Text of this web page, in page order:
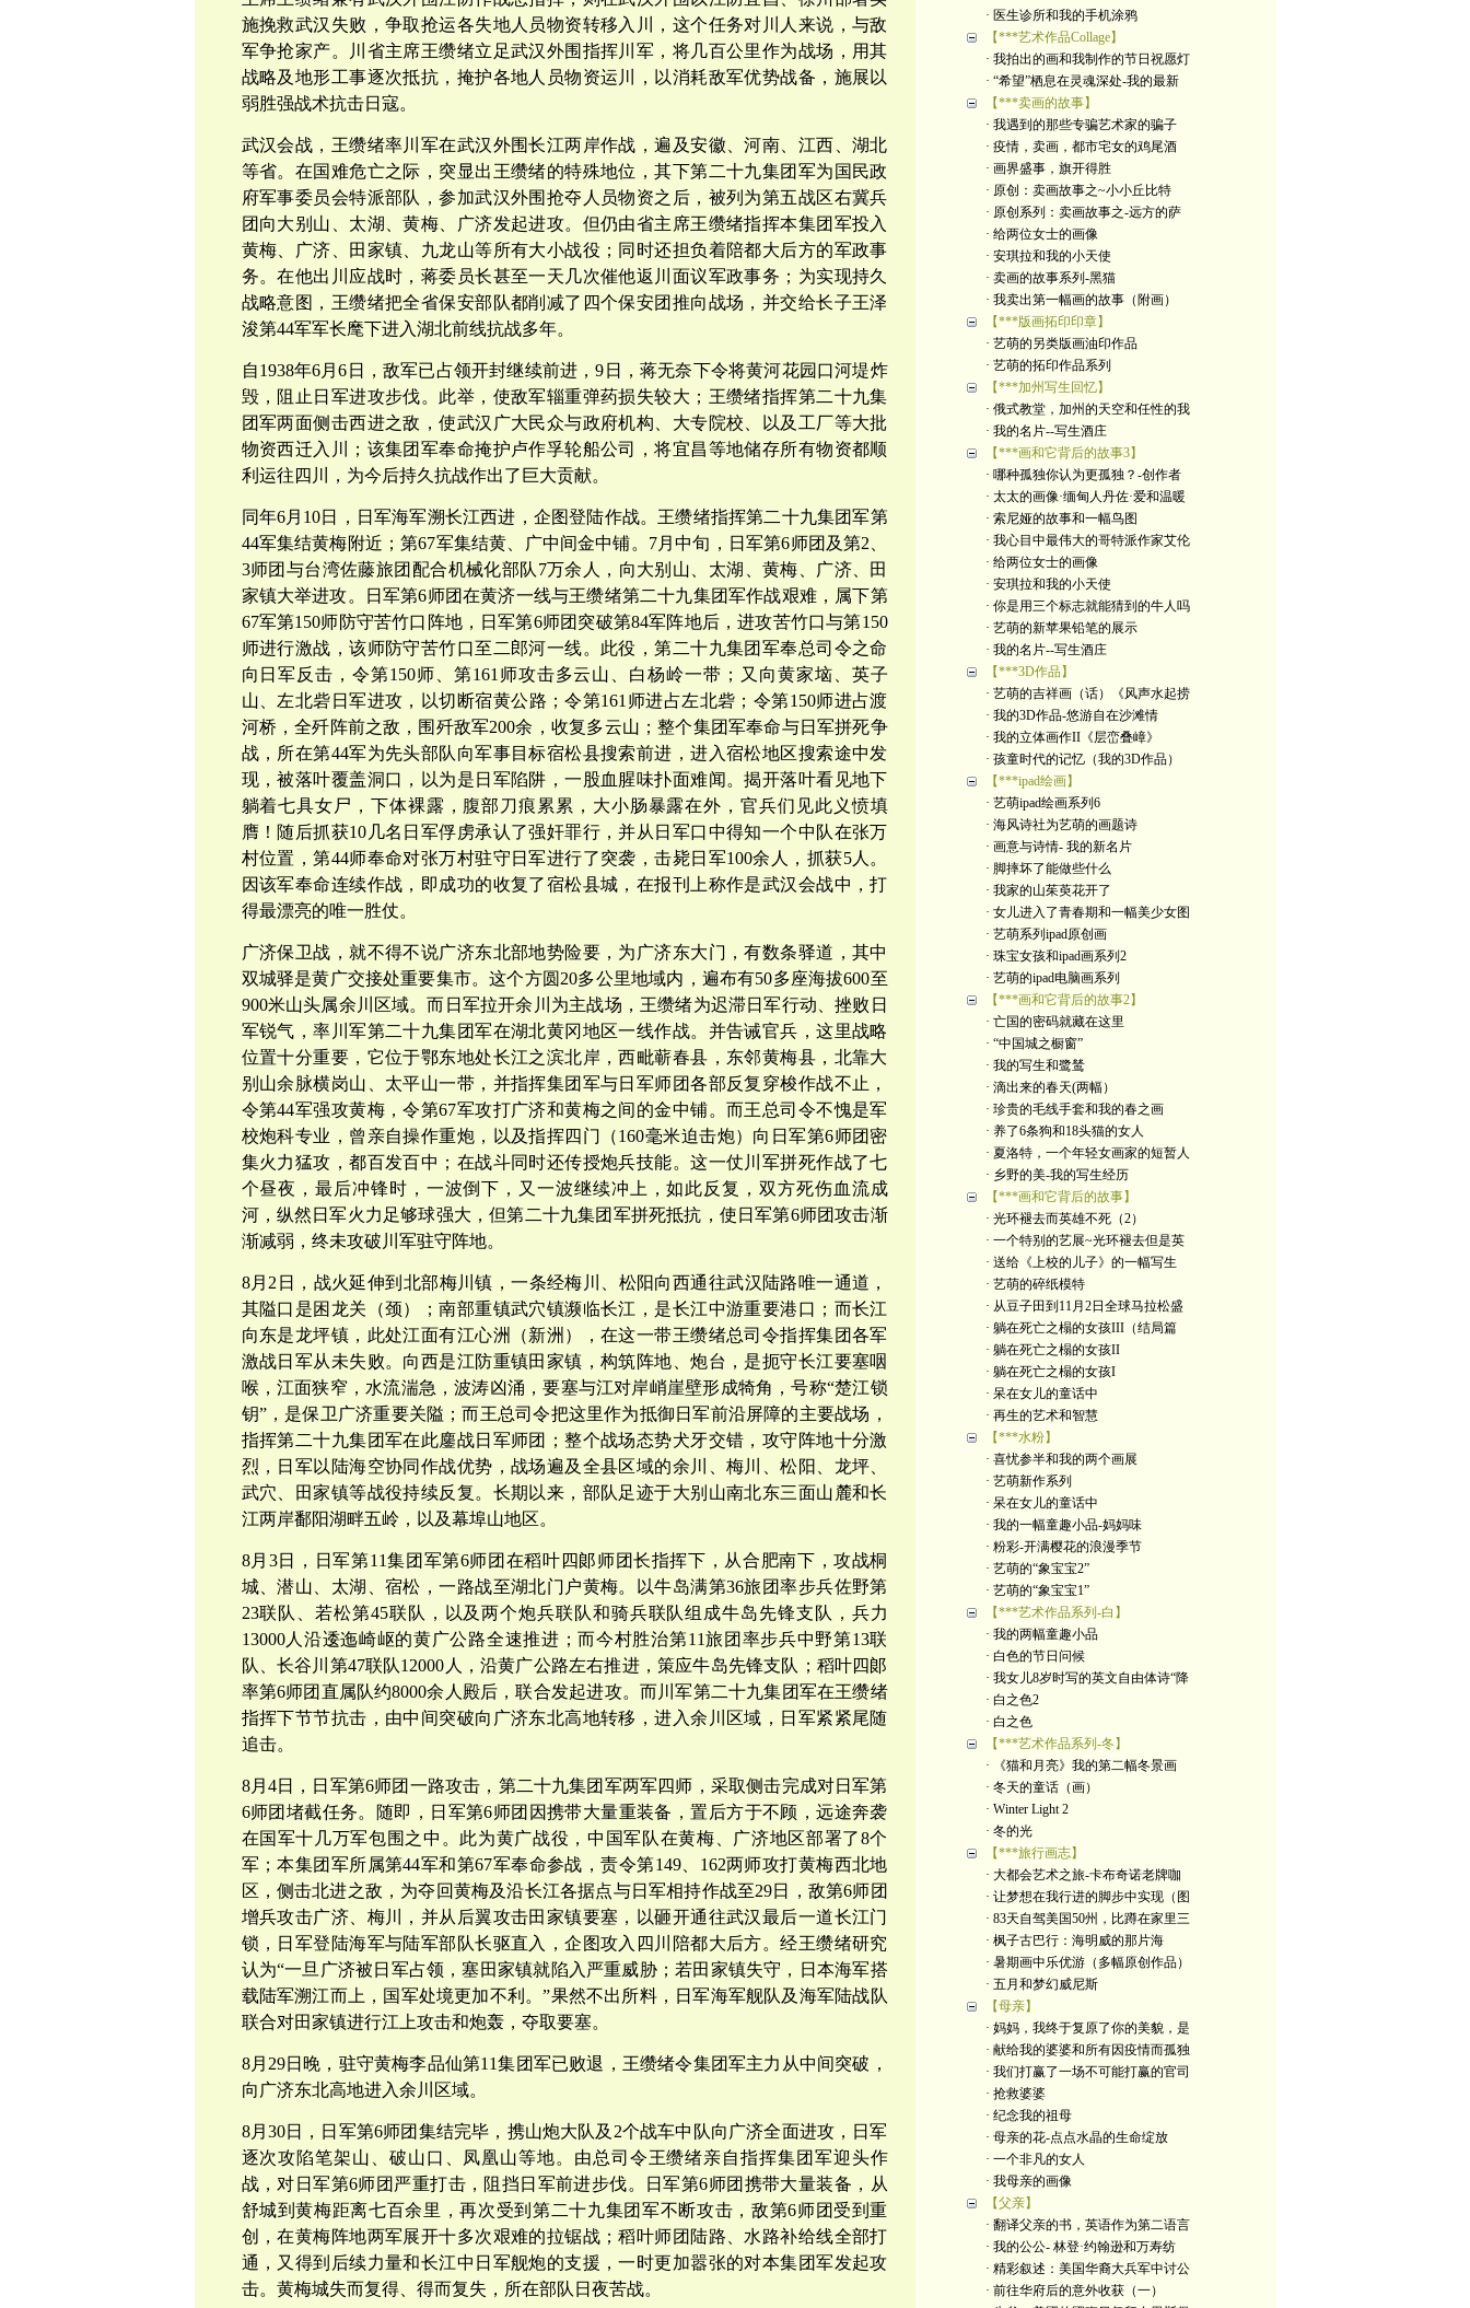
施挽救武汉失败，争取抢运各失地人员物资转移入川，这个任务对川人来说，与敌
军争抢家产。川省主席王缵绪立足武汉外围指挥川军，将几百公里作为战场，用其
战略及地形工事逐次抵抗，掩护各地人员物资运川，以消耗敌军优势战备，施展以
弱胜强战术抗击日寇。
武汉会战，王缵绪率川军在武汉外围长江两岸作战，遍及安徽、河南、江西、湖北
等省。在国难危亡之际，突显出王缵绪的特殊地位，其下第二十九集团军为国民政
府军事委员会特派部队，参加武汉外围抢夺人员物资之后，被列为第五战区右冀兵
团向大别山、太湖、黄梅、广济发起进攻。但仍由省主席王缵绪指挥本集团军投入
黄梅、广济、田家镇、九龙山等所有大小战役；同时还担负着陪都大后方的军政事
务。在他出川应战时，蒋委员长甚至一天几次催他返川面议军政事务；为实现持久
战略意图，王缵绪把全省保安部队都削减了四个保安团推向战场，并交给长子王泽
浚第44军军长麾下进入湖北前线抗战多年。
自1938年6月6日，敌军已占领开封继续前进，9日，蒋无奈下令将黄河花园口河堤炸
毁，阻止日军进攻步伐。此举，使敌军辎重弹药损失较大；王缵绪指挥第二十九集
团军两面侧击西进之敌，使武汉广大民众与政府机构、大专院校、以及工厂等大批
物资西迁入川；该集团军奉命掩护卢作孚轮船公司，将宜昌等地储存所有物资都顺
利运往四川，为今后持久抗战作出了巨大贡献。
同年6月10日，日军海军溯长江西进，企图登陆作战。王缵绪指挥第二十九集团军第
44军集结黄梅附近；第67军集结黄、广中间金中铺。7月中旬，日军第6师团及第2、
3师团与台湾佐藤旅团配合机械化部队7万余人，向大别山、太湖、黄梅、广济、田
家镇大举进攻。日军第6师团在黄济一线与王缵绪第二十九集团军作战艰难，属下第
67军第150师防守苦竹口阵地，日军第6师团突破第84军阵地后，进攻苦竹口与第150
师进行激战，该师防守苦竹口至二郎河一线。此役，第二十九集团军奉总司令之命
向日军反击，令第150师、第161师攻击多云山、白杨岭一带；又向黄家垴、英子
山、左北砦日军进攻，以切断宿黄公路；令第161师进占左北砦；令第150师进占渡
河桥，全歼阵前之敌，围歼敌军200余，收复多云山；整个集团军奉命与日军拼死争
战，所在第44军为先头部队向军事目标宿松县搜索前进，进入宿松地区搜索途中发
现，被落叶覆盖洞口，以为是日军陷阱，一股血腥味扑面难闻。揭开落叶看见地下
躺着七具女尸，下体裸露，腹部刀痕累累，大小肠暴露在外，官兵们见此义愤填
膺！随后抓获10几名日军俘虏承认了强奸罪行，并从日军口中得知一个中队在张万
村位置，第44师奉命对张万村驻守日军进行了突袭，击毙日军100余人，抓获5人。
因该军奉命连续作战，即成功的收复了宿松县城，在报刊上称作是武汉会战中，打
得最漂亮的唯一胜仗。
广济保卫战，就不得不说广济东北部地势险要，为广济东大门，有数条驿道，其中
双城驿是黄广交接处重要集市。这个方圆20多公里地域内，遍布有50多座海拔600至
900米山头属余川区域。而日军拉开余川为主战场，王缵绪为迟滞日军行动、挫败日
军锐气，率川军第二十九集团军在湖北黄冈地区一线作战。并告诫官兵，这里战略
位置十分重要，它位于鄂东地处长江之滨北岸，西毗蕲春县，东邻黄梅县，北靠大
别山余脉横岗山、太平山一带，并指挥集团军与日军师团各部反复穿梭作战不止，
令第44军强攻黄梅，令第67军攻打广济和黄梅之间的金中铺。而王总司令不愧是军
校炮科专业，曾亲自操作重炮，以及指挥四门（160毫米迫击炮）向日军第6师团密
集火力猛攻，都百发百中；在战斗同时还传授炮兵技能。这一仗川军拼死作战了七
个昼夜，最后冲锋时，一波倒下，又一波继续冲上，如此反复，双方死伤血流成
河，纵然日军火力足够球强大，但第二十九集团军拼死抵抗，使日军第6师团攻击渐
渐减弱，终未攻破川军驻守阵地。
8月2日，战火延伸到北部梅川镇，一条经梅川、松阳向西通往武汉陆路唯一通道，
其隘口是困龙关（颈）；南部重镇武穴镇濒临长江，是长江中游重要港口；而长江
向东是龙坪镇，此处江面有江心洲（新洲），在这一带王缵绪总司令指挥集团各军
激战日军从未失败。向西是江防重镇田家镇，构筑阵地、炮台，是扼守长江要塞咽
喉，江面狭窄，水流湍急，波涛凶涌，要塞与江对岸峭崖壁形成犄角，号称“楚江锁
钥”，是保卫广济重要关隘；而王总司令把这里作为抵御日军前沿屏障的主要战场，
指挥第二十九集团军在此鏖战日军师团；整个战场态势犬牙交错，攻守阵地十分激
烈，日军以陆海空协同作战优势，战场遍及全县区域的余川、梅川、松阳、龙坪、
武穴、田家镇等战役持续反复。长期以来，部队足迹于大别山南北东三面山麓和长
江两岸鄱阳湖畔五岭，以及幕埠山地区。
8月3日，日军第11集团军第6师团在稻叶四郞师团长指挥下，从合肥南下，攻战桐
城、潜山、太湖、宿松，一路战至湖北门户黄梅。以牛岛满第36旅团率步兵佐野第
23联队、若松第45联队，以及两个炮兵联队和骑兵联队组成牛岛先锋支队，兵力
13000人沿逶迤崎岖的黄广公路全速推进；而今村胜治第11旅团率步兵中野第13联
队、长谷川第47联队12000人，沿黄广公路左右推进，策应牛岛先锋支队；稻叶四郞
率第6师团直属队约8000余人殿后，联合发起进攻。而川军第二十九集团军在王缵绪
指挥下节节抗击，由中间突破向广济东北高地转移，进入余川区域，日军紧紧尾随
追击。
8月4日，日军第6师团一路攻击，第二十九集团军两军四师，采取侧击完成对日军第
6师团堵截任务。随即，日军第6师团因携带大量重装备，置后方于不顾，远途奔袭
在国军十几万军包围之中。此为黄广战役，中国军队在黄梅、广济地区部署了8个
军；本集团军所属第44军和第67军奉命参战，责令第149、162两师攻打黄梅西北地
区，侧击北进之敌，为夺回黄梅及沿长江各据点与日军相持作战至29日，敌第6师团
增兵攻击广济、梅川，并从后翼攻击田家镇要塞，以砸开通往武汉最后一道长江门
锁，日军登陆海军与陆军部队长驱直入，企图攻入四川陪都大后方。经王缵绪研究
认为“一旦广济被日军占领，塞田家镇就陷入严重威胁；若田家镇失守，日本海军搭
载陆军溯江而上，国军处境更加不利。”果然不出所料，日军海军舰队及海军陆战队
联合对田家镇进行江上攻击和炮轰，夺取要塞。
8月29日晚，驻守黄梅李品仙第11集团军已败退，王缵绪令集团军主力从中间突破，
向广济东北高地进入余川区域。
8月30日，日军第6师团集结完毕，携山炮大队及2个战车中队向广济全面进攻，日军
逐次攻陷笔架山、破山口、凤凰山等地。由总司令王缵绪亲自指挥集团军迎头作
战，对日军第6师团严重打击，阻挡日军前进步伐。日军第6师团携带大量装备，从
舒城到黄梅距离七百余里，再次受到第二十九集团军不断攻击，敌第6师团受到重
创，在黄梅阵地两军展开十多次艰难的拉锯战；稻叶师团陆路、水路补给线全部打
通，又得到后续力量和长江中日军舰炮的支援，一时更加嚣张的对本集团军发起攻
击。黄梅城失而复得、得而复失，所在部队日夜苦战。
· 医生诊所和我的手机涂鸦
【***艺术作品Collage】
· 我拍出的画和我制作的节日祝愿灯
· “希望”栖息在灵魂深处-我的最新
【***卖画的故事】
· 我遇到的那些专骗艺术家的骗子
· 疫情，卖画，都市宅女的鸡尾酒
· 画界盛事，旗开得胜
· 原创：卖画故事之~小小丘比特
· 原创系列：卖画故事之-远方的萨
· 给两位女士的画像
· 安琪拉和我的小天使
· 卖画的故事系列-黑猫
· 我卖出第一幅画的故事（附画）
【***版画拓印印章】
· 艺萌的另类版画油印作品
· 艺萌的拓印作品系列
【***加州写生回忆】
· 俄式教堂，加州的天空和任性的我
· 我的名片--写生酒庄
【***画和它背后的故事3】
· 哪种孤独你认为更孤独？-创作者
· 太太的画像·缅甸人丹佐·爱和温暖
· 索尼娅的故事和一幅鸟图
· 我心目中最伟大的哥特派作家艾伦
· 给两位女士的画像
· 安琪拉和我的小天使
· 你是用三个标志就能猜到的牛人吗
· 艺萌的新苹果铅笔的展示
· 我的名片--写生酒庄
【***3D作品】
· 艺萌的吉祥画（话）《风声水起捞
· 我的3D作品-悠游自在沙滩情
· 我的立体画作II《层峦叠嶂》
· 孩童时代的记忆（我的3D作品）
【***ipad绘画】
· 艺萌ipad绘画系列6
· 海风诗社为艺萌的画题诗
· 画意与诗情- 我的新名片
· 脚摔坏了能做些什么
· 我家的山茱萸花开了
· 女儿进入了青春期和一幅美少女图
· 艺萌系列ipad原创画
· 珠宝女孩和ipad画系列2
· 艺萌的ipad电脑画系列
【***画和它背后的故事2】
· 亡国的密码就藏在这里
· “中国城之橱窗”
· 我的写生和鹭鸶
· 滴出来的春天(两幅）
· 珍贵的毛线手套和我的春之画
· 养了6条狗和18头猫的女人
· 夏洛特，一个年轻女画家的短暂人
· 乡野的美-我的写生经历
【***画和它背后的故事】
· 光环褪去而英雄不死（2）
· 一个特别的艺展~光环褪去但是英
· 送给《上校的儿子》的一幅写生
· 艺萌的碎纸模特
· 从豆子田到11月2日全球马拉松盛
· 躺在死亡之榻的女孩III（结局篇
· 躺在死亡之榻的女孩II
· 躺在死亡之榻的女孩I
· 呆在女儿的童话中
· 再生的艺术和智慧
【***水粉】
· 喜忧参半和我的两个画展
· 艺萌新作系列
· 呆在女儿的童话中
· 我的一幅童趣小品-妈妈味
· 粉彩-开满樱花的浪漫季节
· 艺萌的“象宝宝2”
· 艺萌的“象宝宝1”
【***艺术作品系列-白】
· 我的两幅童趣小品
· 白色的节日问候
· 我女儿8岁时写的英文自由体诗“降
· 白之色2
· 白之色
【***艺术作品系列-冬】
· 《猫和月亮》我的第二幅冬景画
· 冬天的童话（画）
· Winter Light 2
· 冬的光
【***旅行画志】
· 大都会艺术之旅-卡布奇诺老牌咖
· 让梦想在我行进的脚步中实现（图
· 83天自驾美国50州，比蹲在家里三
· 枫子古巴行：海明威的那片海
· 暑期画中乐优游（多幅原创作品）
· 五月和梦幻威尼斯
【母亲】
· 妈妈，我终于复原了你的美貌，是
· 献给我的婆婆和所有因疫情而孤独
· 我们打赢了一场不可能打赢的官司
· 抢救婆婆
· 纪念我的祖母
· 母亲的花-点点水晶的生命绽放
· 一个非凡的女人
· 我母亲的画像
【父亲】
· 翻译父亲的书，英语作为第二语言
· 我的公公- 林登·约翰逊和万寿纺
· 精彩叙述：美国华裔大兵军中讨公
· 前往华府后的意外收获（一）